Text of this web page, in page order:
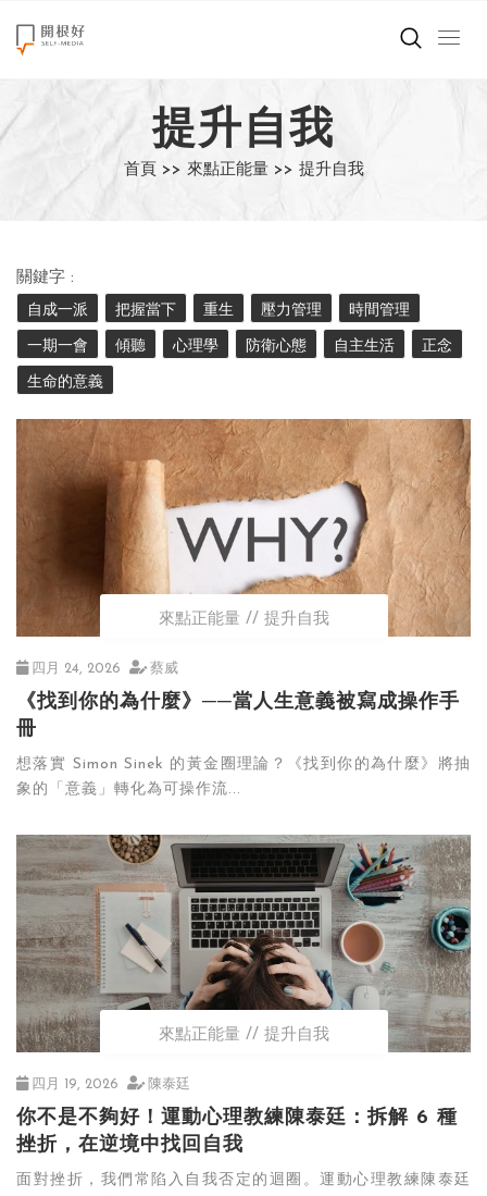
來點正能量
世界在想什麼
創造美好生活
職場商業經濟
影片專區
提升自我
首頁 >> 來點正能量 >> 提升自我
關鍵字 :
自成一派
把握當下 重生 壓力管理 時間管理
一期一會 傾聽 心理學 防衛心態 自主生活 正念
生命的意義
來點正能量 提升自我
四月 24, 2026 蔡威
《找到你的為什麼》──當人生意義被寫成操作手
冊
想落實 Simon Sinek 的黃金圈理論？《找到你的為什麼》將抽
象的「意義」轉化為可操作流...
來點正能量 提升自我
四月 19, 2026 陳泰廷
你不是不夠好！運動心理教練陳泰廷：拆解 6 種
挫折，在逆境中找回自我
面對挫折，我們常陷入自我否定的迴圈。運動心理教練陳泰廷